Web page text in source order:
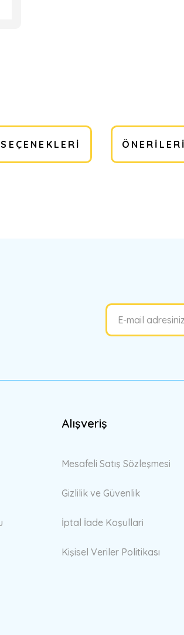
Alışveriş
Mesafeli Satış Sözleşmesi
Gizlilik ve Güvenlik
İptal İade Koşullari
Kişisel Veriler Politikası